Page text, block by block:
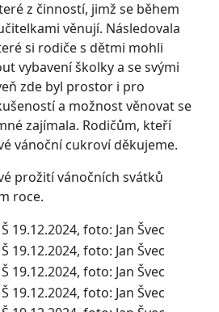
z činností, jimž se během
věnují. Následovala
si rodiče s dětmi mohli
vybavení školky a se svými
zde byl prostor i pro
a možnost věnovat se
zajímala. Rodičům, kteří
vánoční cukroví děkujeme.
prožití vánočních svátků
roce.